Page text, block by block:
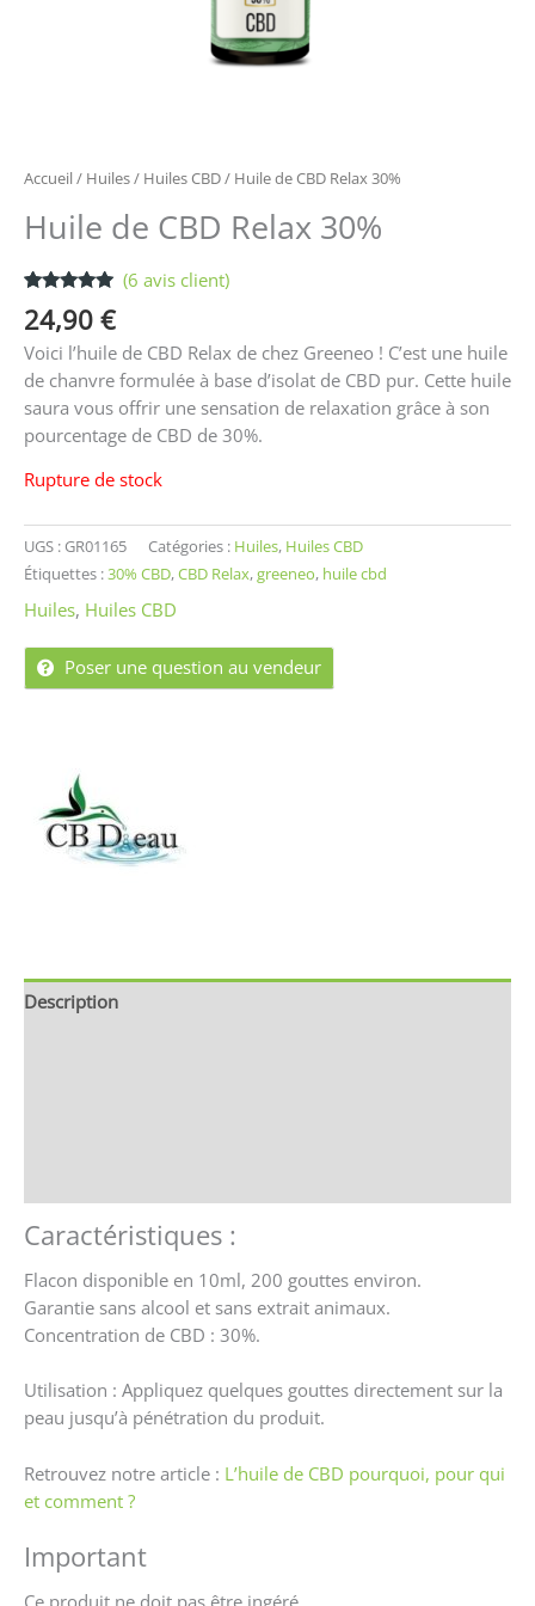
Accueil/ Huiles/ Huiles CBD/ Huile de CBD Relax 30%
Huile de CBD Relax 30%
Noté 5.00
sur 5
6
notations
client
(6 avis client)
24,90 €
Voici l’huile de CBD Relax de chez Greeneo ! C’est une huile
de chanvre formulée à base d’isolat de CBD pur. Cette huile
saura vous offrir une sensation de relaxation grâce à son
pourcentage de CBD de 30%.
Rupture de stock
UGS : GR01165 Catégories : Huiles, Huiles CBD
Étiquettes :30% CBD,CBD Relax,greeneo, huile cbd
Huiles, Huiles CBD
Poser une question au vendeur
Description
Caractéristiques :
Flacon disponible en 10ml, 200 gouttes environ.
Garantie sans alcool et sans extrait animaux.
Concentration de CBD : 30%.
Utilisation : Appliquez quelques gouttes directement sur la
peau jusqu’à pénétration du produit.
Retrouvez notre article : L’huile de CBD pourquoi, pour qui
et comment ?
Important